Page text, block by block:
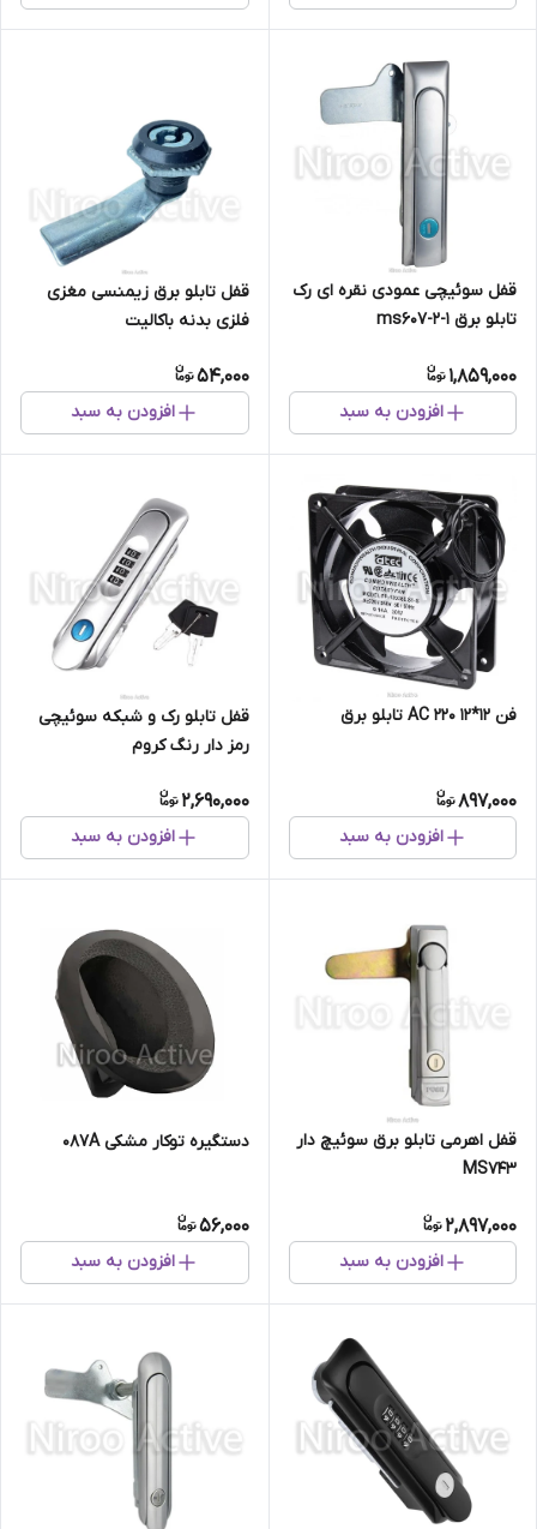
قفل سوئیچی عمودی نقره ای رک
تابلو برق ms607-2-1
1,859,000
افزودن به سبد
قفل تابلو برق زیمنسی مغزی
فلزی بدنه باکالیت
54,000
افزودن به سبد
فن ۱۲*۱۲ AC ۲۲۰ تابلو برق
897,000
افزودن به سبد
قفل تابلو رک و شبکه سوئیچی
رمز دار رنگ کروم
2,690,000
افزودن به سبد
قفل اهرمی تابلو برق سوئیچ دار
MS743
2,897,000
افزودن به سبد
دستگیره توکار مشکی ۰۸۷A
56,000
افزودن به سبد